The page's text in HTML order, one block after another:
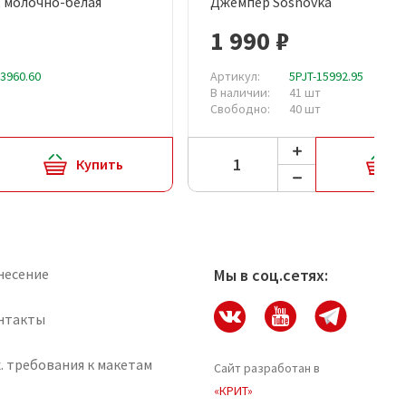
просмотр
Купить
Быстрый просмотр
1 990 ₽
Артикул:
5PJT-15992.95
В наличии:
41 шт
Свободно:
40 шт
требования к макетам
Мы в соц.сетях:
Сайт разработан в
«КРИТ»